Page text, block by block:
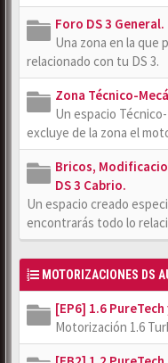
Foro DS 3 General.
Una zona en la que
relacionado con tu DS 3.
Zona Técnico-
Un espacio
excluye de la zona el
Bricos,
DS 3 Cabrio.
Un espacio creado
encontrarás todo lo
MOTORIZACIONES DS
[EP6] 1.6 PureTech
Motorización 1.6